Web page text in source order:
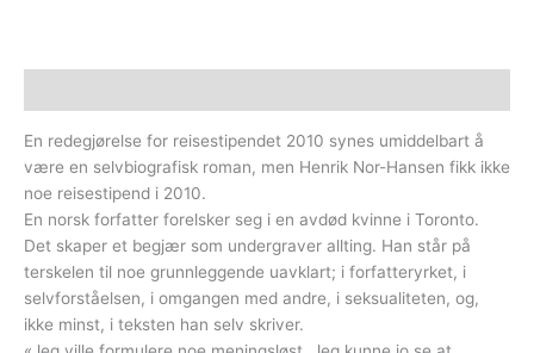
En redegjørelse for reisestipendet 2010 synes umiddelbart å
være en selvbiografisk roman, men Henrik Nor-Hansen fikk ikke
noe reisestipend i 2010.
En norsk forfatter forelsker seg i en avdød kvinne i Toronto.
Det skaper et begjær som undergraver allting. Han står på
terskelen til noe grunnleggende uavklart; i forfatteryrket, i
selvforståelsen, i omgangen med andre, i seksualiteten, og,
ikke minst, i teksten han selv skriver.